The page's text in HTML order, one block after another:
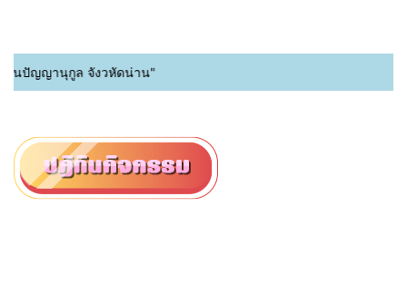
ญญานุกูล จังวหัดน่าน"